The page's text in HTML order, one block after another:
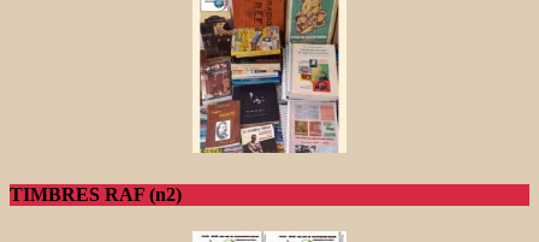
TIMBRES RAF (n2)